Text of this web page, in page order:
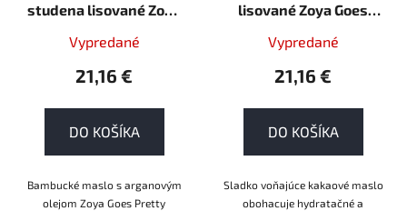
studena lisované Zoya
association organic
Vypredané
21,16 €
DO KOŠÍKA
Bambucké maslo s arganovým
olejom Zoya Goes Pretty
lisované Zoya Goes
association organic
Vypredané
21,16 €
DO KOŠÍKA
Sladko voňajúce kakaové maslo
obohacuje hydratačné a